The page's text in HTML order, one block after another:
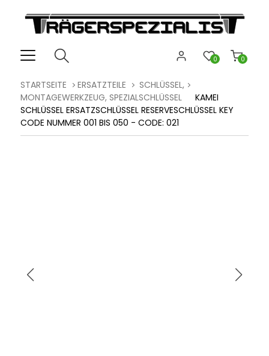
0
0
STARTSEITE ERSATZTEILE
SCHLÜSSEL,
MONTAGEWERKZEUG, SPEZIALSCHLÜSSEL
KAMEI
SCHLÜSSEL ERSATZSCHLÜSSEL RESERVESCHLÜSSEL KEY
CODE NUMMER 001 BIS 050 - CODE: 021